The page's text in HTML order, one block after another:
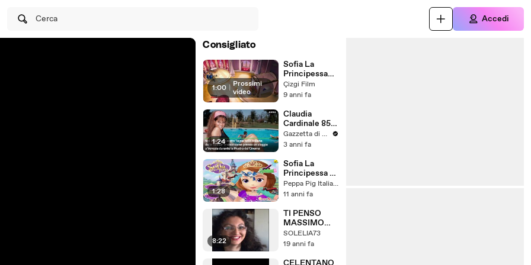
Cerca Accedi
Consigliato
1:00
Prossimi
video
Sofia La
Principessa
Non Mi Sento
Una
Music Video
Çizgi Film
9 anni fa
1:24
Claudia
Cardinale 85
anni da diva
indomabile
Gazzetta di Parma
3 anni fa
1:28
Sofia La
Principessa -
Non Mi Sento
Una
Peppa Pig Italiano
11 anni fa
8:22
TI PENSO
MASSIMO
RANIERI LE
LUCI DI
PEZZALI
SOLELIA73
19 anni fa